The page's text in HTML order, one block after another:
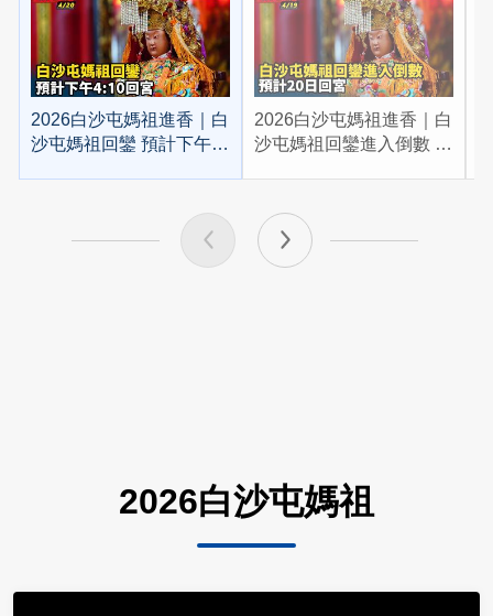
2026白沙屯媽祖進香｜白
沙屯媽祖回鑾 預計下午
2026白沙屯媽祖進香｜白
沙屯媽祖回鑾進入倒數 預
2026白沙屯媽祖